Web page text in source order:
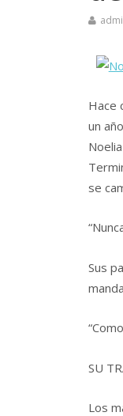
Hace
un
se
Sus
SU
Los